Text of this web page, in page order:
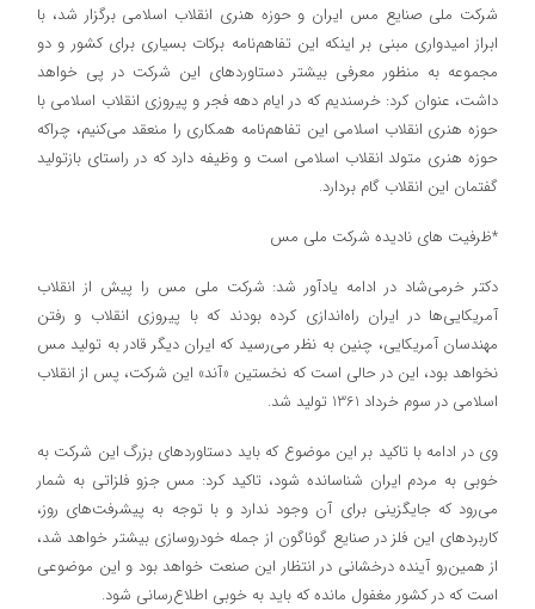
شرکت ملی صنایع مس ایران و حوزه هنری انقلاب اسلامی برگزار شد، با
ابراز امیدواری مبنی بر اینکه این تفاهم‌نامه برکات بسیاری برای کشور و‌ دو
مجموعه به منظور معرفی بیشتر دستاوردهای این شرکت در پی خواهد
داشت، عنوان کرد: خرسندیم که در ایام دهه فجر و پیروزی انقلاب اسلامی با
حوزه هنری انقلاب اسلامی این تفاهم‌نامه همکاری را منعقد می‌کنیم، چراکه
حوزه هنری متولد انقلاب اسلامی است و وظیفه دارد که در راستای بازتولید
گفتمان این انقلاب گام بردارد.
*ظرفیت های نادیده شرکت ملی مس
دکتر خرمی‌شاد در ادامه یادآور شد: شرکت ملی مس را پیش از انقلاب
آمریکایی‌ها در ایران راه‌اندازی کرده بودند که با پیروزی انقلاب و رفتن
مهندسان آمریکایی، چنین به نظر می‌رسید که ایران دیگر قادر به تولید مس
نخواهد بود، این در حالی است که نخستین «آند» این شرکت، پس از انقلاب
اسلامی در سوم خرداد 1361 تولید شد.
وی در ادامه با تاکید بر این موضوع که باید دستاوردهای بزرگ این شرکت به
خوبی به مردم ایران شناسانده شود، تاکید کرد: مس جزو فلزاتی به شمار
می‌رود که جایگزینی برای آن وجود ندارد و با توجه به پیشرفت‌های روز،
کاربردهای این فلز در صنایع گوناگون از جمله خودروسازی بیشتر خواهد شد،
از همین‌رو آینده درخشانی در انتظار این صنعت خواهد بود و این موضوعی
است که در کشور مغفول مانده که باید به خوبی اطلاع‌رسانی شود.